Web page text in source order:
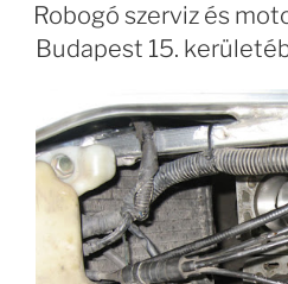
Robogó szerviz és
Budapest 15.